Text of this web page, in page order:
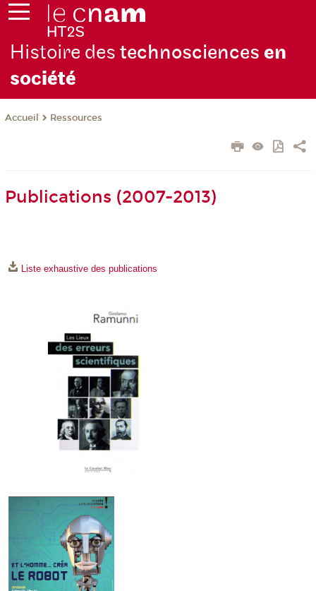
Histoire des technosciences en
société
Accueil Ressources
Publications (2007-2013)
Liste exhaustive des publications